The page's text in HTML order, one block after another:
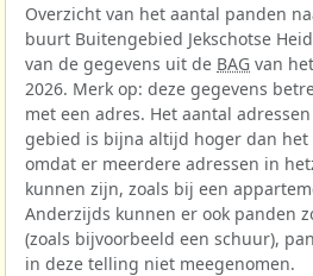
Overzicht van het aantal panden
buurt Buitengebied Jekschotse
van de gegevens uit de BAG van
2026. Merk op: deze gegevens
met een adres. Het aantal
gebied is bijna altijd hoger dan het
omdat er meerdere adressen in
kunnen zijn, zoals bij een
Anderzijds kunnen er ook panden
(zoals bijvoorbeeld een schuur),
in deze telling niet meegenomen.